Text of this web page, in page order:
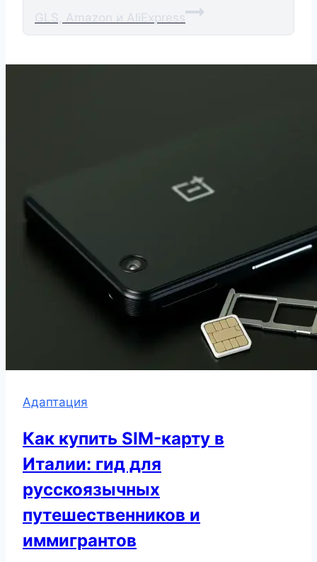
GLS, Amazon и AliExpress
Адаптация
Как купить SIM-карту в
Италии: гид для
русскоязычных
путешественников и
иммигрантов